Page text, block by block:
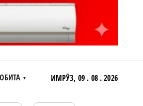
▼ ИМРӮЗ, 09 . 08 . 2026